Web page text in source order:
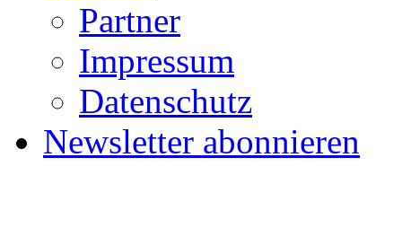
Partner
Impressum
Datenschutz
Newsletter abonnieren